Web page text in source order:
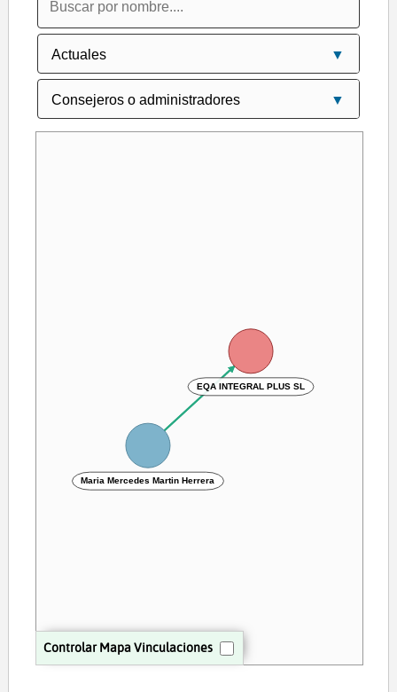
Controlar Mapa Vinculaciones
EQA INTEGRAL PLUS SL
Maria Mercedes Martin Herrera